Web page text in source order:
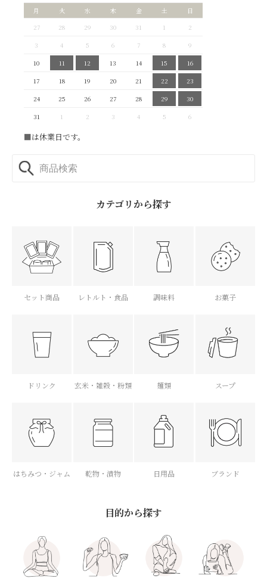
月 火 水 木 金 土
日
27
28 29 30 31 1
2
3
4 5 6 7 8
9
10
11 12 13 14 15
16
17
18 19 20 21 22
23
24
25 26 27 28 29
30
31
1 2 3 4 5 6
■は休業日です。
カテゴリから探す
セット商品 レトルト・食品 調味料 お菓子
ドリンク 玄米・雑穀・粉類 麺類 スープ
はちみつ・ジャム 乾物・漬物 日用品 ブランド
目的から探す